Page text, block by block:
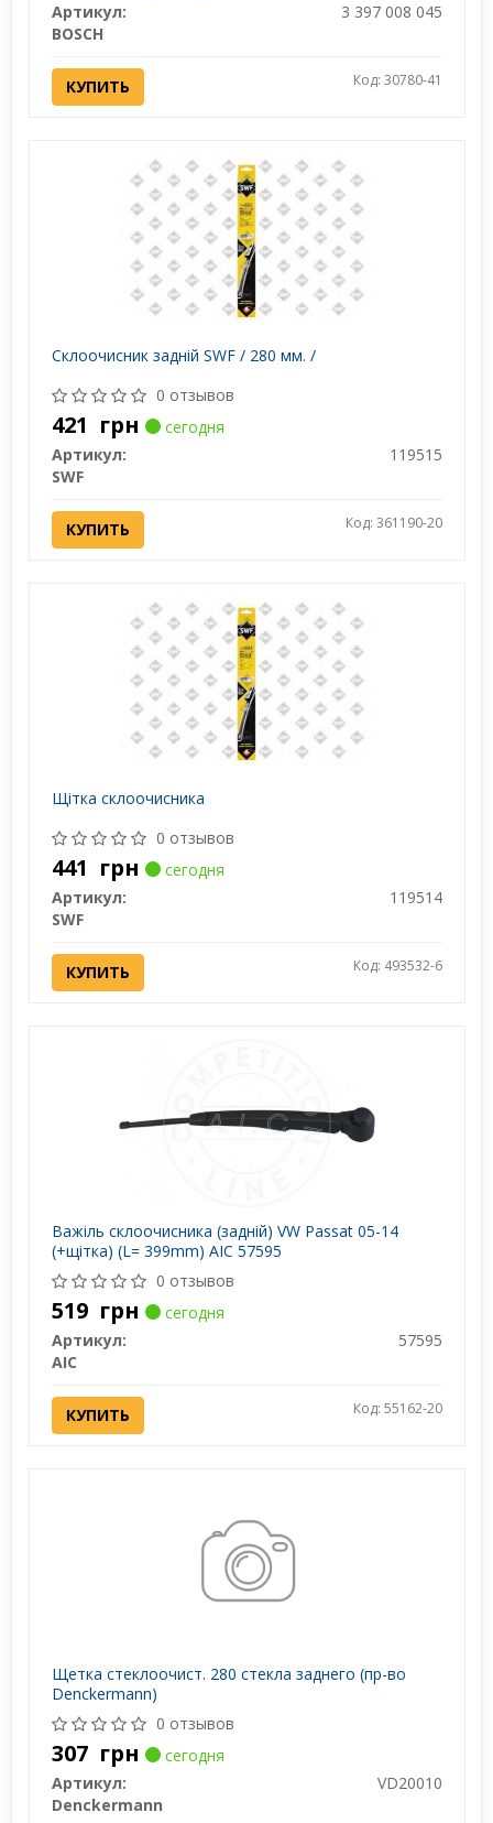
Артикул:
3 397 008 045
BOSCH
КУПИТЬ Код: 30780-41
Склоочисник задній SWF / 280 мм. /
0 отзывов
421 грн
сегодня
Артикул:
119515
SWF
КУПИТЬ Код: 361190-20
Щітка склоочисника
0 отзывов
441 грн
сегодня
Артикул:
119514
SWF
КУПИТЬ Код: 493532-6
Важіль склоочисника (задній) VW Passat 05-14
(+щітка) (L= 399mm) AIC 57595
0 отзывов
519 грн
сегодня
Артикул:
57595
AIC
КУПИТЬ Код: 55162-20
Щетка стеклоочист. 280 стекла заднего (пр-во
Denckermann)
0 отзывов
307 грн
сегодня
Артикул:
VD20010
Denckermann